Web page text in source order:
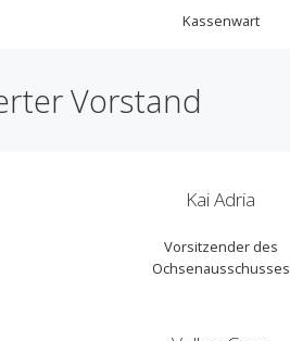
Kassenwart
Vorstand
Kai Adria
Vorsitzender des
Ochsenausschusses